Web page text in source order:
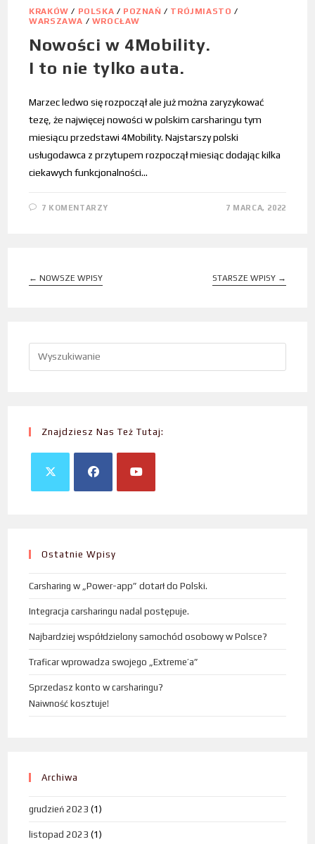
KRAKÓW / POLSKA / POZNAŃ / TRÓJMIASTO /
WARSZAWA / WROCŁAW
Nowości w 4Mobility.
I to nie tylko auta.
Marzec ledwo się rozpoczął ale już można zaryzykować
tezę, że najwięcej nowości w polskim carsharingu tym
miesiącu przedstawi 4Mobility. Najstarszy polski
usługodawca z przytupem rozpoczął miesiąc dodając kilka
ciekawych funkcjonalności…
7 KOMENTARZY 7 MARCA, 2022
← NOWSZE WPISY STARSZE WPISY →
Znajdziesz Nas Też Tutaj:
Ostatnie Wpisy
Carsharing w „Power-app” dotarł do Polski.
Integracja carsharingu nadal postępuje.
Najbardziej współdzielony samochód osobowy w Polsce?
Traficar wprowadza swojego „Extreme’a”
Sprzedasz konto w carsharingu?
Naiwność kosztuje!
Archiwa
grudzień 2023 (1)
listopad 2023 (1)